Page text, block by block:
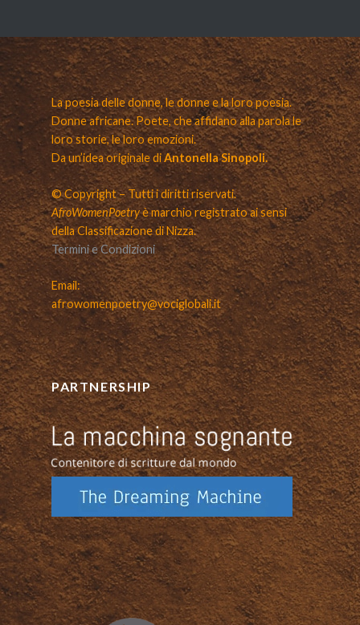
La poesia delle donne, le donne e la loro poesia.
Donne africane. Poete, che affidano alla parola le
loro storie, le loro emozioni.
Da un’idea originale diAntonella Sinopoli.
© Copyright – Tutti i diritti riservati.
AfroWomenPoetryè marchio registrato ai sensi
della Classificazione di Nizza.
Termini e Condizioni
Email:
afrowomenpoetry@vociglobali.it
PARTNERSHIP